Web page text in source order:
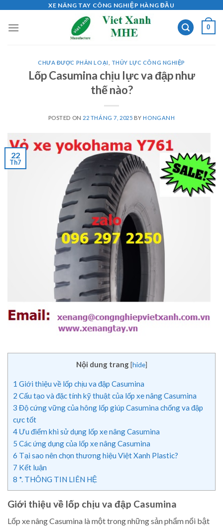
content
XE NÂNG TAY CÔNG NGHIỆP HÀNG ĐẦU
0
CHƯA ĐƯỢC PHÂN LOẠI THỦY LỰC CÔNG NGHIỆP
Lốp Casumina chịu lực va đập như
thế nào?
POSTED ON 22 THÁNG 7, 2025 BYHONGANH
22
Th7
Nội dung trang [hide]
1 Giới thiệu về lốp chịu va đập Casumina
2 Cấu tạo và đặc tính kỹ thuật của lốp xe nâng Casumina
3 Độ cứng vững của hông lốp giúp Casumina chống va đập
cực tốt
4 Ưu điểm khi sử dụng lốp xe nâng Casumina
5 Các ứng dụng của lốp xe nâng Casumina
6 Tại sao nên chọn thương hiệu Việt Xanh Plastic?
7 Kết luận
8 *. THÔNG TIN LIÊN HỆ
Giới thiệu về lốp chịu va đập Casumina
Lốp xe nâng Casumina là một trong những sản phẩm nổi bật